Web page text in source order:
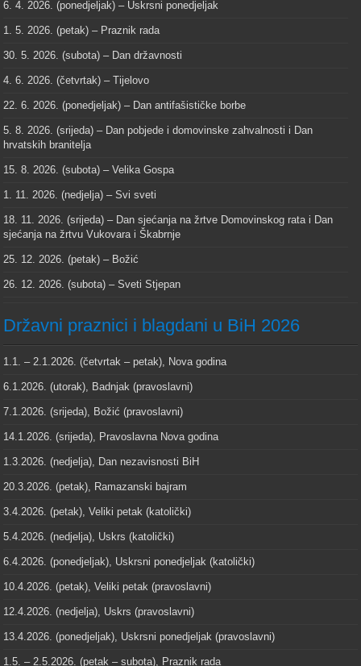
6. 4. 2026. (ponedjeljak) – Uskrsni ponedjeljak
1. 5. 2026. (petak) – Praznik rada
30. 5. 2026. (subota) – Dan državnosti
4. 6. 2026. (četvrtak) – Tijelovo
22. 6. 2026. (ponedjeljak) – Dan antifašističke borbe
5. 8. 2026. (srijeda) – Dan pobjede i domovinske zahvalnosti i Dan
hrvatskih branitelja
15. 8. 2026. (subota) – Velika Gospa
1. 11. 2026. (nedjelja) – Svi sveti
18. 11. 2026. (srijeda) – Dan sjećanja na žrtve Domovinskog rata i Dan
sjećanja na žrtvu Vukovara i Škabrnje
25. 12. 2026. (petak) – Božić
26. 12. 2026. (subota) – Sveti Stjepan
Državni praznici i blagdani u BiH 2026
1.1. – 2.1.2026. (četvrtak – petak), Nova godina
6.1.2026. (utorak), Badnjak (pravoslavni)
7.1.2026. (srijeda), Božić (pravoslavni)
14.1.2026. (srijeda), Pravoslavna Nova godina
1.3.2026. (nedjelja), Dan nezavisnosti BiH
20.3.2026. (petak), Ramazanski bajram
3.4.2026. (petak), Veliki petak (katolički)
5.4.2026. (nedjelja), Uskrs (katolički)
6.4.2026. (ponedjeljak), Uskrsni ponedjeljak (katolički)
10.4.2026. (petak), Veliki petak (pravoslavni)
12.4.2026. (nedjelja), Uskrs (pravoslavni)
13.4.2026. (ponedjeljak), Uskrsni ponedjeljak (pravoslavni)
1.5. – 2.5.2026. (petak – subota), Praznik rada